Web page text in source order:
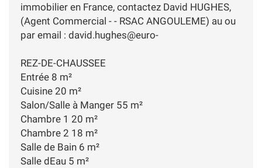
immobilier en France, contactez David HUGHES,
(Agent Commercial - - RSAC ANGOULEME) au ou
par email : david.hughes@euro-
REZ-DE-CHAUSSEE
Entrée 8 m²
Cuisine 20 m²
Salon/Salle à Manger 55 m²
Chambre 1 20 m²
Chambre 2 18 m²
Salle de Bain 6 m²
Salle dEau 5 m²